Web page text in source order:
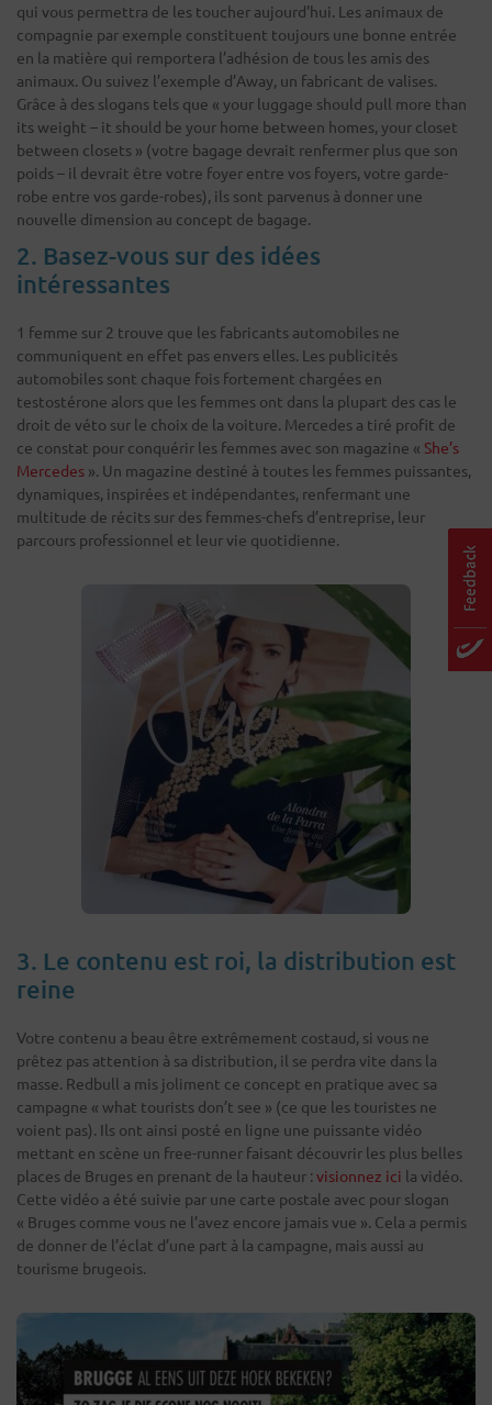
qui vous permettra de les toucher aujourd'hui. Les animaux de
compagnie par exemple constituent toujours une bonne entrée
en la matière qui remportera l’adhésion de tous les amis des
animaux. Ou suivez l’exemple d’Away, un fabricant de valises.
Grâce à des slogans tels que « your luggage should pull more than
its weight – it should be your home between homes, your closet
between closets » (votre bagage devrait renfermer plus que son
poids – il devrait être votre foyer entre vos foyers, votre garde-
robe entre vos garde-robes), ils sont parvenus à donner une
nouvelle dimension au concept de bagage.
2. Basez-vous sur des idées
intéressantes
1 femme sur 2 trouve que les fabricants automobiles ne
communiquent en effet pas envers elles. Les publicités
automobiles sont chaque fois fortement chargées en
testostérone alors que les femmes ont dans la plupart des cas le
droit de véto sur le choix de la voiture. Mercedes a tiré profit de
ce constat pour conquérir les femmes avec son magazine « She’s
Mercedes ». Un magazine destiné à toutes les femmes puissantes,
dynamiques, inspirées et indépendantes, renfermant une
multitude de récits sur des femmes-chefs d’entreprise, leur
parcours professionnel et leur vie quotidienne.
3. Le contenu est roi, la distribution est
reine
Votre contenu a beau être extrêmement costaud, si vous ne
prêtez pas attention à sa distribution, il se perdra vite dans la
masse. Redbull a mis joliment ce concept en pratique avec sa
campagne « what tourists don’t see » (ce que les touristes ne
voient pas). Ils ont ainsi posté en ligne une puissante vidéo
mettant en scène un free-runner faisant découvrir les plus belles
places de Bruges en prenant de la hauteur : visionnez ici la vidéo.
Cette vidéo a été suivie par une carte postale avec pour slogan
« Bruges comme vous ne l’avez encore jamais vue ». Cela a permis
de donner de l’éclat d’une part à la campagne, mais aussi au
tourisme brugeois.